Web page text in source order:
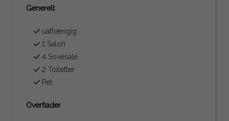
Generelt
uafhængig
1 Salon
4 Sovesale
2 Toiletter
Pet
Overflader